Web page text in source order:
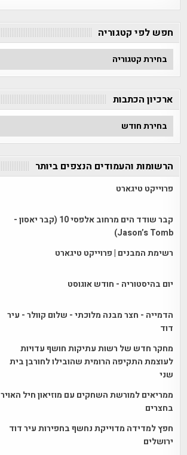
חפש לפי קטגוריה
חפש
לפי
ארכיון הכתבות
ארכיון
הכתבות
הרשומות והעמודים הנצפים ביותר
פרוייקט טיגארט
קבר שודד הים מרחוב אלפסי 10 (קבר יאסון -
Jason’s Tomb)
רשימת המבנים | פרוייקט טיגארט
יום בהיסטוריה - חודש אוגוסט
הדמייה - חצר מבנה מלוכתי - שלום קוולר - עיר
דוד
מחקר חדש של רשות עתיקות חושף עדויות
לעוצמת התקיפה הרומית שהובילו לחורבן בית
שני
ממריאים למורשת השחקים עם מוזיאון חיל האויר
בחצרים
חפץ למדידה מדוייקת נחשף בחפירות עיר דוד
ירושלים